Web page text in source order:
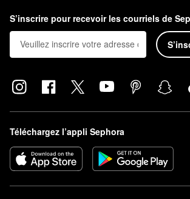
S’inscrire pour recevoir les courriels de
Téléchargez l’appli Sephora